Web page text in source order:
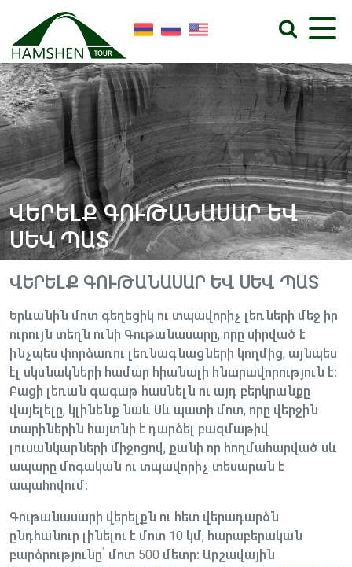
ՎԵՐԵԼՔ ԳՈՒԹԱՆԱՍԱՐ ԵՎ
ՍԵՎ ՊԱՏ
ՎԵՐԵԼՔ ԳՈՒԹԱՆԱՍԱՐ ԵՎ ՍԵՎ ՊԱՏ
Երևանին մոտ գեղեցիկ ու տպավորիչ լեռների մեջ իր
ուրույն տեղն ունի Գութանասարը, որը սիրված է
ինչպես փորձառու լեռնագնացների կողմից, այնպես
էլ սկսնակների համար հիանալի հնարավորություն է։
Բացի լեռան գագաթ հասնելն ու այդ բերկրանքը
վայելելը, կլինենք նաև Սև պատի մոտ, որը վերջին
տարիներին հայտնի է դարձել բազմաթիվ
լուսանկարների միջոցով, քանի որ հողմահարված սև
ապարը մոգական ու տպավորիչ տեսարան է
ապահովում։
Գութանասարի վերելքն ու հետ վերադարձն
ընդհանուր լինելու է մոտ 10 կմ, հարաբերական
բարձրությունը՝ մոտ 500 մետր։ Արշավային